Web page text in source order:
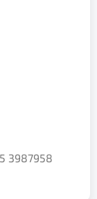
3987958